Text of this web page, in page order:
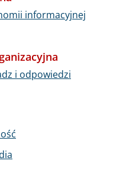
informacyjnej
i odpowiedzi